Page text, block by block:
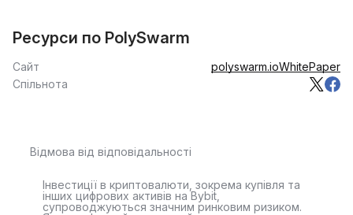
Ресурси по PolySwarm
Сайт polyswarm.ioWhitePaper
Спільнота
Відмова від відповідальності
Інвестиції в криптовалюти, зокрема купівля та
інших цифрових активів на Bybit,
супроводжуються значним ринковим ризиком.